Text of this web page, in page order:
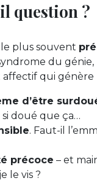
question ?
plus souvent
du
qui génère
d’être
si doué que ça…
. Faut-il
précoce – et
le vis ?